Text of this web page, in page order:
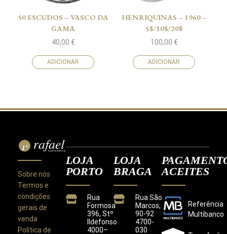
50 ESCUDOS – VASCO DA
GAMA
40,00 €
ADICIONAR
HENRIQUINAS – 1960 –
5$/10$/20$
100,00 €
ADICIONAR
Sobre nós
Termos e
condições
gerais de
venda
Política de
LOJA
PORTO
Rua
Formosa
396, Stº
Ildefonso
4000–
LOJA
BRAGA
Rua São
Marcos,
90-92
4700-
030
ACEITES
Referência
Multibanco